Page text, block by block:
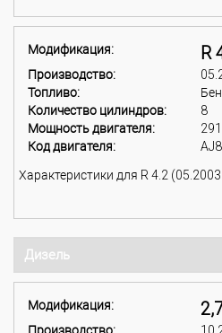
Модификация: R
Производство:
Топливо:
Количество цилиндров:
8
Мощность двигателя:
Код двигателя:
Характеристики для R 4.2
Дизель
Модификация: